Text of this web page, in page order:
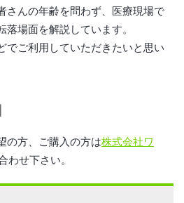
さんの年齢を問わず、医療現場で
場面を解説しています。
でご利用していただきたいと思い
の方、ご購入の方は株式会社ワ
わせ下さい。